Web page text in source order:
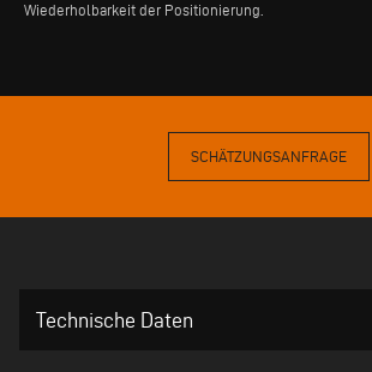
Wiederholbarkeit der Positionierung.
SCHÄTZUNGSANFRAGE
Technische Daten